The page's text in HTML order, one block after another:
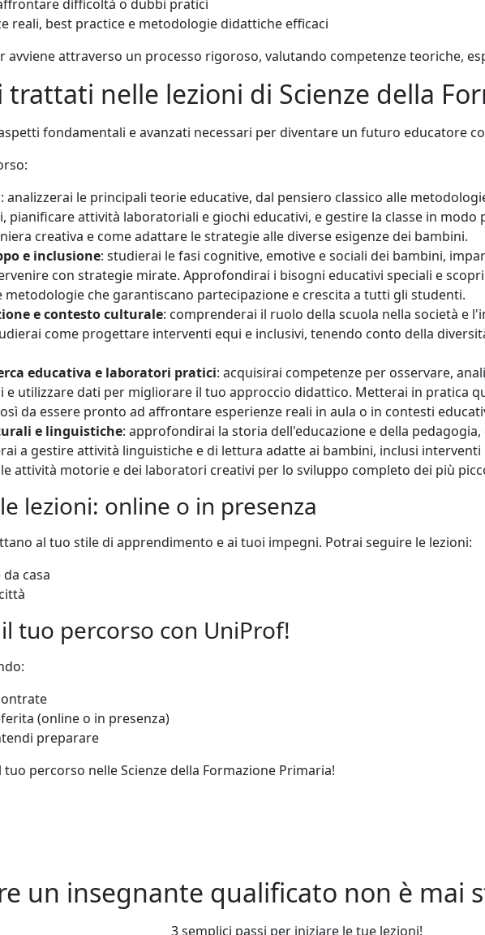
difficoltà o dubbi pratici
reali, best practice e metodologie didattiche efficaci
avviene attraverso un processo rigoroso, valutando competenze teoriche,
nelle lezioni di Scienze della
fondamentali e avanzati necessari per diventare un futuro educatore
: analizzerai le principali teorie educative, dal pensiero classico alle
pianificare attività laboratoriali e giochi educativi, e gestire la classe in modo
creativa e come adattare le strategie alle diverse esigenze dei bambini.
e inclusione: studierai le fasi cognitive, emotive e sociali dei bambini,
con strategie mirate. Approfondirai i bisogni educativi speciali e
che garantiscano partecipazione e crescita a tutti gli studenti.
e contesto culturale: comprenderai il ruolo della scuola nella società e
come progettare interventi equi e inclusivi, tenendo conto della
educativa e laboratori pratici: acquisirai competenze per osservare,
e utilizzare dati per migliorare il tuo approccio didattico. Metterai in pratica
da essere pronto ad affrontare esperienze reali in aula o in contesti
e linguistiche: approfondirai la storia dell'educazione e della
a gestire attività linguistiche e di lettura adatte ai bambini, inclusi
attività motorie e dei laboratori creativi per lo sviluppo completo dei più
lezioni: online o in presenza
al tuo stile di apprendimento e ai tuoi impegni. Potrai seguire le lezioni:
casa
tuo percorso con UniProf!
(online o in presenza)
preparare
percorso nelle Scienze della Formazione Primaria!
un insegnante qualificato non è mai
3 semplici passi per iniziare le tue lezioni!